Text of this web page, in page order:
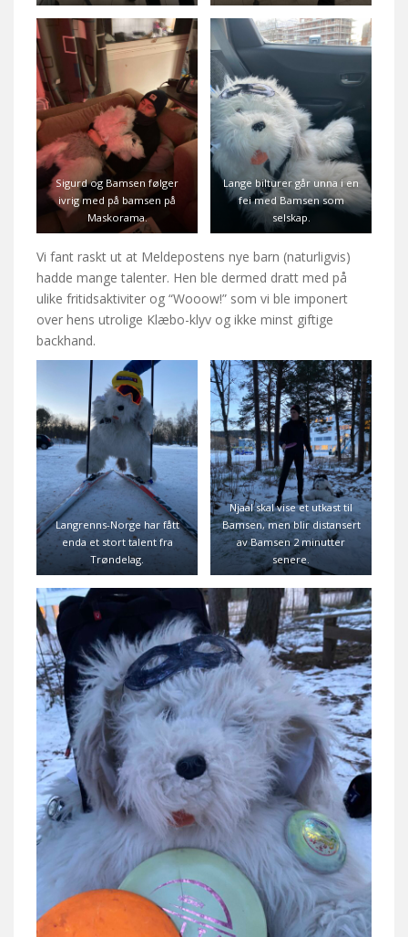
Sigurd og Bamsen følger
ivrig med på bamsen på
Maskorama.
Lange bilturer går unna i en
fei med Bamsen som
selskap.
Vi fant raskt ut at Meldepostens nye barn (naturligvis)
hadde mange talenter. Hen ble dermed dratt med på
ulike fritidsaktiviter og “Wooow!” som vi ble imponert
over hens utrolige Klæbo-klyv og ikke minst giftige
backhand.
Langrenns-Norge har fått
enda et stort talent fra
Trøndelag.
Njaal skal vise et utkast til
Bamsen, men blir distansert
av Bamsen 2 minutter
senere.